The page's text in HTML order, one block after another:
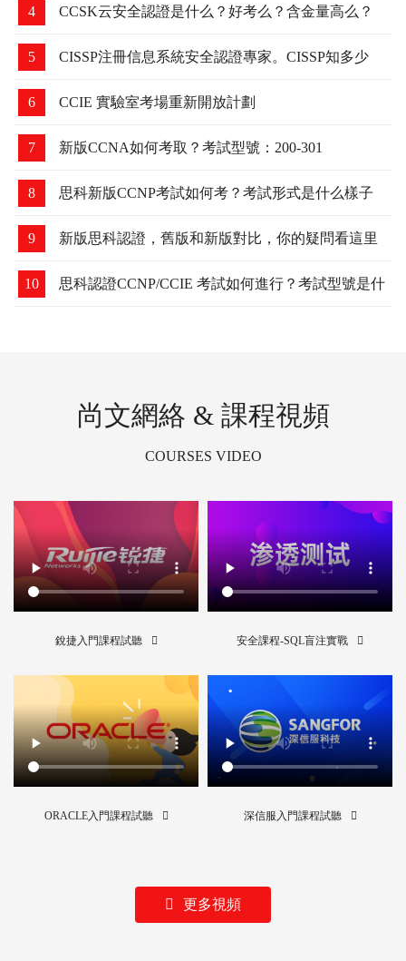
么？
4 CCSK云安全認證是什么？好考么？含金量高么？
5 CISSP注冊信息系統安全認證專家。CISSP知多少
6 CCIE 實驗室考場重新開放計劃
7 新版CCNA如何考取？考試型號：200-301
8 思科新版CCNP考試如何考？考試形式是什么樣子
的？
9 新版思科認證，舊版和新版對比，你的疑問看這里
10 思科認證CCNP/CCIE 考試如何進行？考試型號是什
尚文網絡 & 課程視頻
COURSES VIDEO
銳捷入門課程試聽 安全課程-SQL盲注實戰
ORACLE入門課程試聽 深信服入門課程試聽
更多視頻